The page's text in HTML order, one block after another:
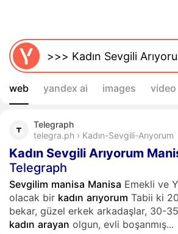
web yandex ai images video
Telegraph
telegra.ph › Kadın-Sevgili-Arıyorum
Kadın Sevgili Arıyorum
Telegraph
Sevgilim manisa Manisa Emekli ve
olacak bir kadın arıyorum Tabii ki
bekar, güzel erkek arkadaşlar, 30-35
kadın arayan olgun, evli boşanmış...